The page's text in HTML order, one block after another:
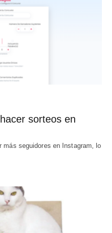
sorteos en
más seguidores en Instagram, lo